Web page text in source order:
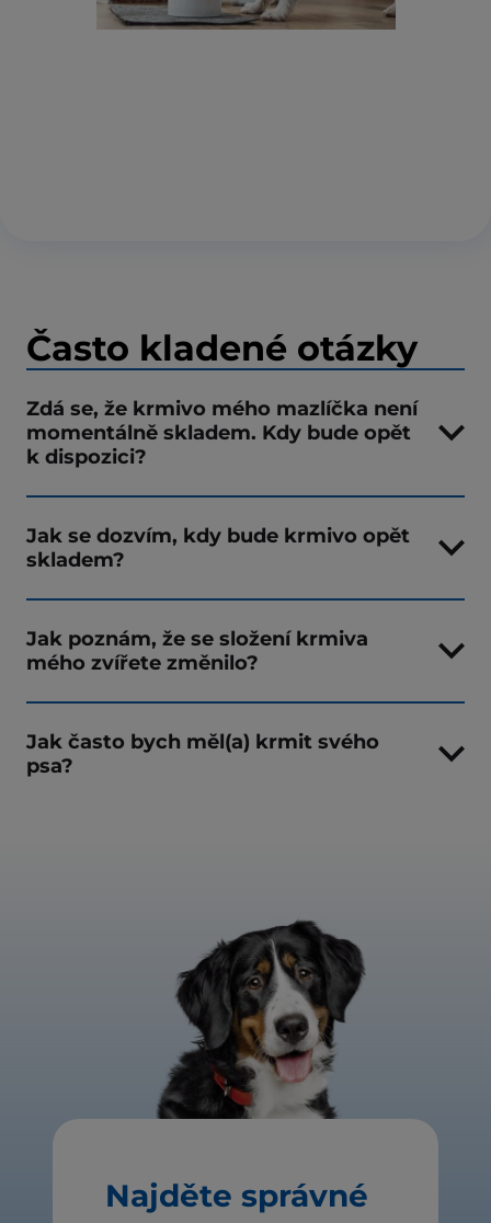
Často kladené otázky
Zdá se, že krmivo mého mazlíčka není
momentálně skladem. Kdy bude opět
k dispozici?
Jak se dozvím, kdy bude krmivo opět
skladem?
Jak poznám, že se složení krmiva
mého zvířete změnilo?
Jak často bych měl(a) krmit svého
psa?
Najděte správné